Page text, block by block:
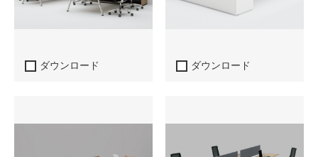
ダウンロード ダウンロード